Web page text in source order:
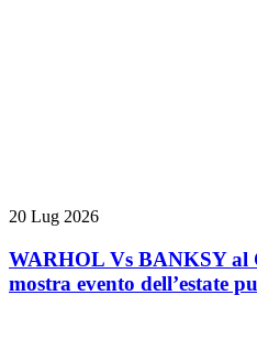
20 Lug 2026
WARHOL Vs BANKSY al
mostra evento dell’estate